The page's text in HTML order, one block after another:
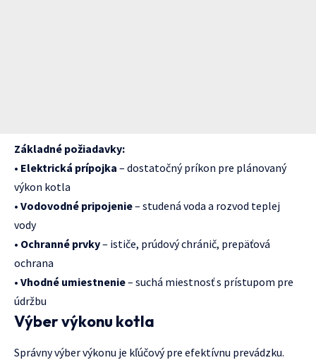
Základné požiadavky:
• Elektrická prípojka – dostatočný príkon pre plánovaný
výkon kotla
• Vodovodné pripojenie– studená voda a rozvod teplej
vody
• Ochranné prvky– ističe, prúdový chránič, prepäťová
ochrana
• Vhodné umiestnenie– suchá miestnosť s prístupom pre
údržbu
Výber výkonu kotla
Správny výber výkonu je kľúčový pre efektívnu prevádzku.